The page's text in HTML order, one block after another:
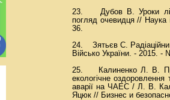
23. Дубов В. Уроки
погляд очевидця //
36.
24. Зятьєв С.
Військо України. - 2015.
25. Калиненко Л. В.
екологічне
аварії на ЧАЕС / Л. В.
Яцюк // Бизнес и